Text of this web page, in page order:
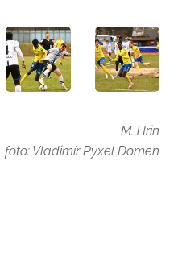
M. Hrin
foto: Vladimír Pyxel Domen